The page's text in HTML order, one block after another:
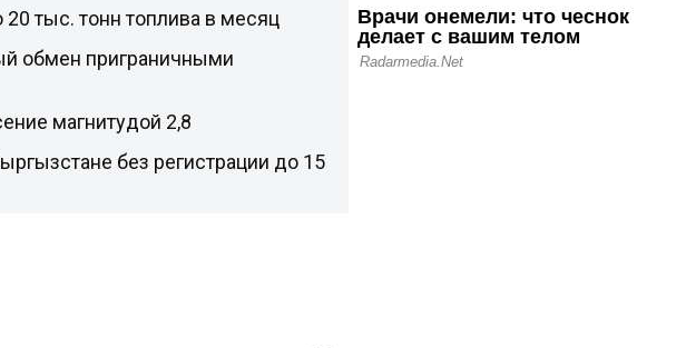
20 тыс. тонн топлива в месяц
обмен приграничными
магнитудой 2,8
без регистрации до 15